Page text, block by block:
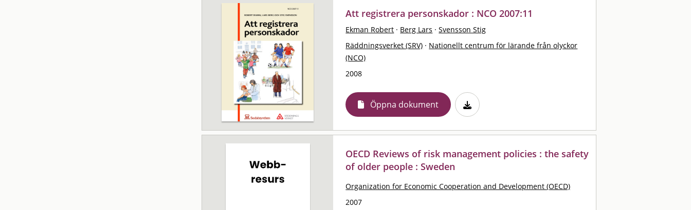
Att registrera personskador : NCO 2007:11
Ekman Robert · Berg Lars · Svensson Stig
Räddningsverket (SRV) · Nationellt centrum för lärande från olyckor
(NCO)
2008
Öppna dokument
OECD Reviews of risk management policies : the safety
of older people : Sweden
Organization for Economic Cooperation and Development (OECD)
2007